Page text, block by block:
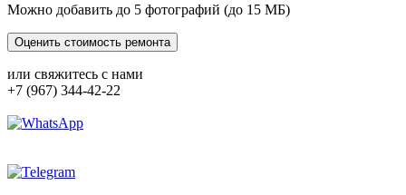
Можно добавить до 5 фотографий (до 15 МБ)
или свяжитесь с нами
+7 (967) 344-42-22